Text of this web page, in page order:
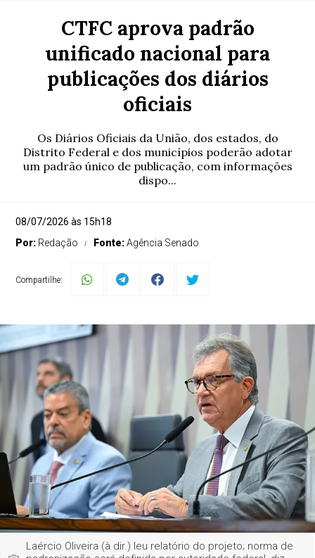
CTFC aprova padrão
unificado nacional para
publicações dos diários
oficiais
Os Diários Oficiais da União, dos estados, do
Distrito Federal e dos municípios poderão adotar
um padrão único de publicação, com informações
dispo...
08/07/2026 às 15h18
Por: Redação Fonte:Agência Senado
Compartilhe:
Laércio Oliveira (à dir.) leu relatório do projeto; norma de